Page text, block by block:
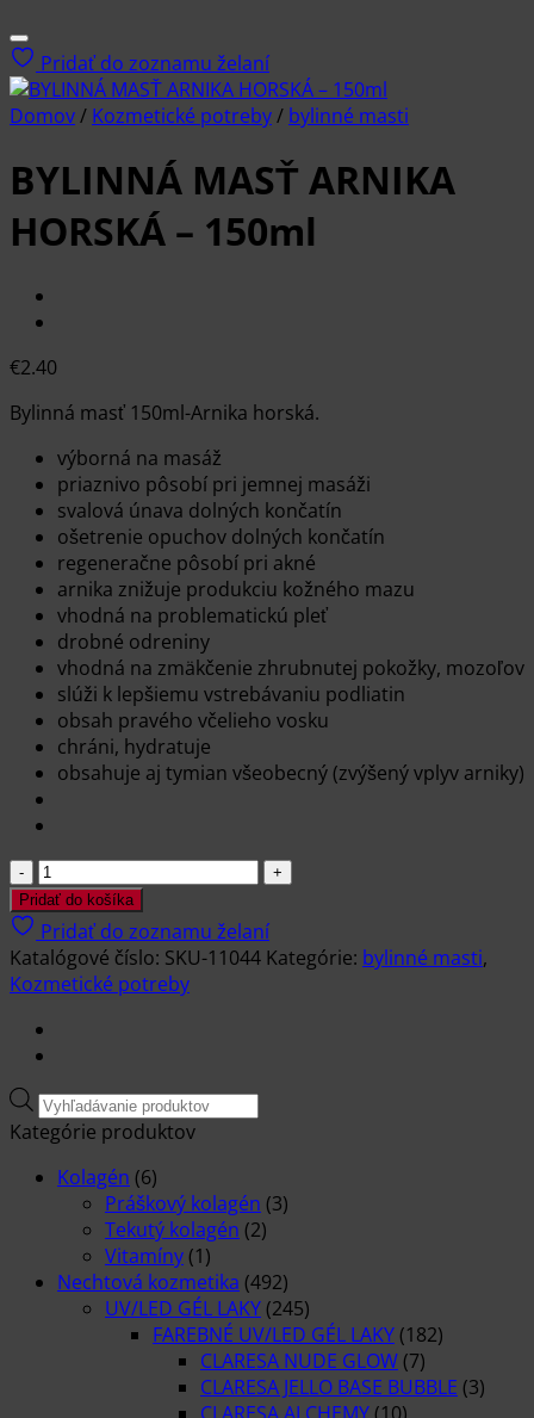
Pridať do zoznamu želaní
Domov/ Kozmetické potreby/ bylinné masti
BYLINNÁ MASŤ ARNIKA
HORSKÁ – 150ml
€2.40
Bylinná masť 150ml-Arnika horská.
výborná na masáž
priaznivo pôsobí pri jemnej masáži
svalová únava dolných končatín
ošetrenie opuchov dolných končatín
regeneračne pôsobí pri akné
arnika znižuje produkciu kožného mazu
vhodná na problematickú pleť
drobné odreniny
vhodná na zmäkčenie zhrubnutej pokožky, mozoľov
slúži k lepšiemu vstrebávaniu podliatin
obsah pravého včelieho vosku
chráni, hydratuje
obsahuje aj tymian všeobecný (zvýšený vplyv arniky)
množstvo
BYLINNÁ
MASŤ
ARNIKA
HORSKÁ
–
150ml
Pridať do košíka
Pridať do zoznamu želaní
Katalógové číslo: SKU-11044 Kategórie: bylinné masti,
Kozmetické potreby
Products
search
Kategórie produktov
Kolagén (6)
Práškový kolagén (3)
Tekutý kolagén (2)
Vitamíny (1)
Nechtová kozmetika (492)
UV/LED GÉL LAKY (245)
FAREBNÉ UV/LED GÉL LAKY (182)
CLARESA NUDE GLOW (7)
CLARESA JELLO BASE BUBBLE (3)